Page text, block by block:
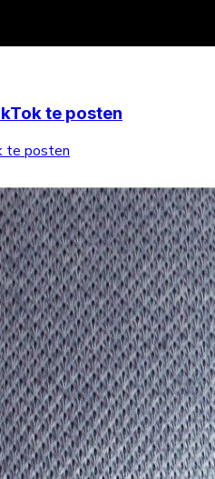
te posten
te posten